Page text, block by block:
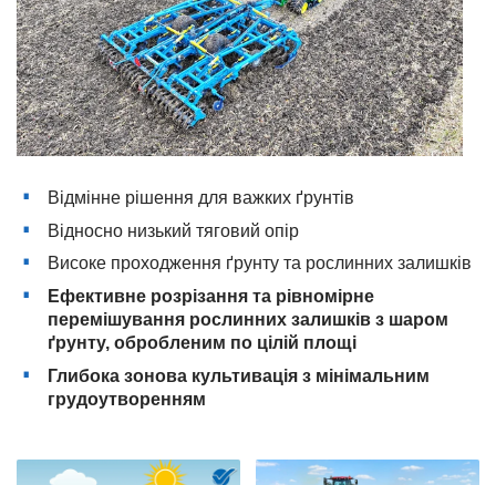
Відмінне рішення для важких ґрунтів
Відносно низький тяговий опір
Високе проходження ґрунту та рослинних залишків
Ефективне розрізання та рівномірне
перемішування рослинних залишків з шаром
ґрунту, обробленим по цілій площі
Глибока зонова культивація з мінімальним
грудоутворенням